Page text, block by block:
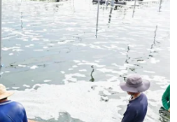
MỤC
Sài Gòn